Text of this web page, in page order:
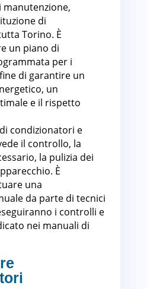
manutenzione,
di
Torino. È
un piano di
per i
di garantire un
un
e il rispetto
condizionatori e
il controllo, la
la pulizia dei
È
una
da parte di tecnici
i controlli e
nei manuali di